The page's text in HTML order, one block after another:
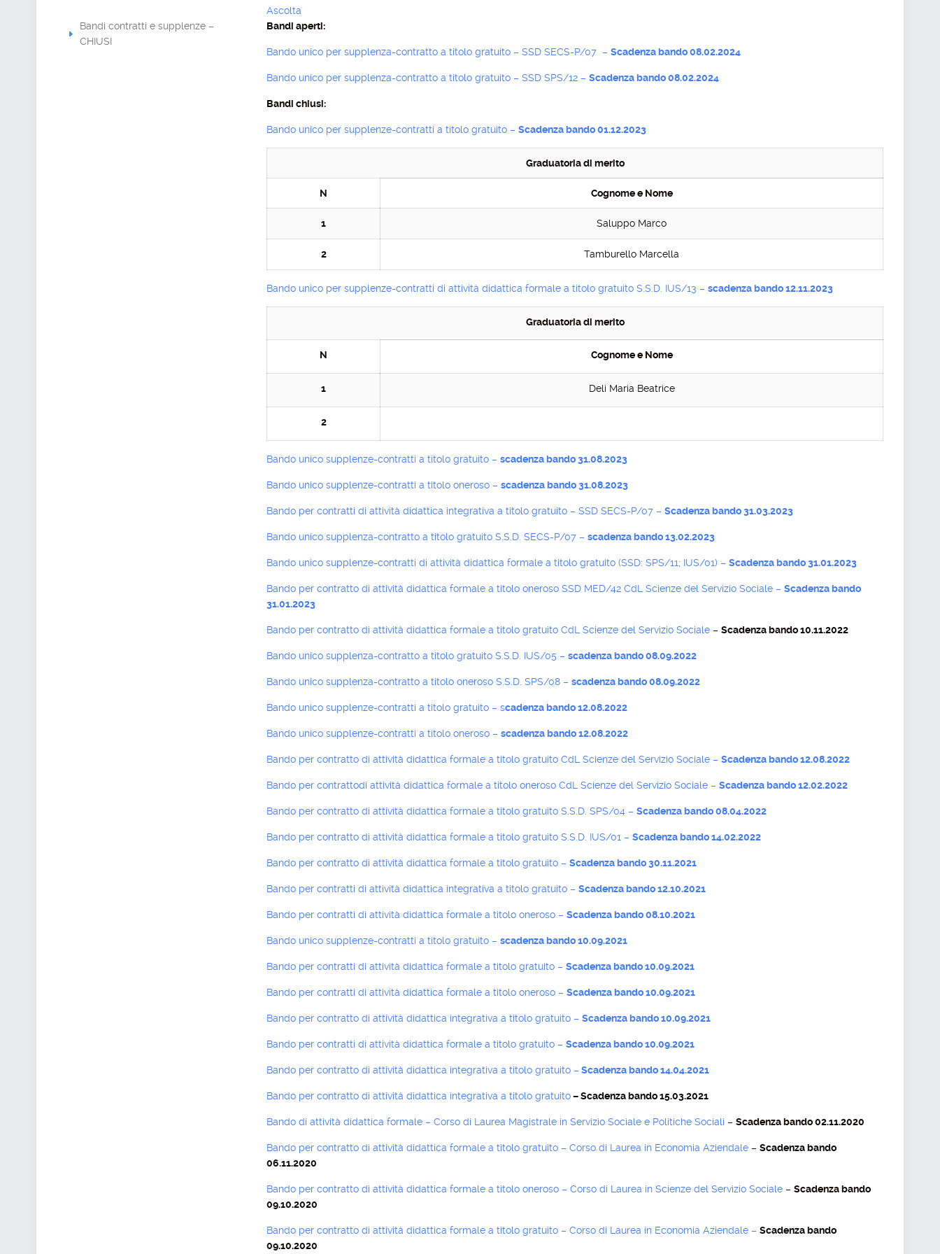
Ascolta
Bandi aperti:
Bando unico per supplenza-contratto a titolo gratuito – SSD SECS-P/07 – Scadenza bando 08.02.2024
Bando unico per supplenza-contratto a titolo gratuito – SSD SPS/12 – Scadenza bando 08.02.2024
Bandi chiusi:
Bando unico per supplenze-contratti a titolo gratuito – Scadenza bando 01.12.2023
Graduatoria di merito
N Cognome e Nome
1 Saluppo Marco
2 Tamburello Marcella
Bando unico per supplenze-contratti di attività didattica formale a titolo gratuito S.S.D. IUS/13 – scadenza bando 12.11.2023
Graduatoria di merito
N Cognome e Nome
1 Deli Maria Beatrice
2
Bando unico supplenze-contratti a titolo gratuito – scadenza bando 31.08.2023
Bando unico supplenze-contratti a titolo oneroso – scadenza bando 31.08.2023
Bando per contratti di attività didattica integrativa a titolo gratuito – SSD SECS-P/07 – Scadenza bando 31.03.2023
Bando unico supplenza-contratto a titolo gratuito S.S.D. SECS-P/07 – scadenza bando 13.02.2023
Bando unico supplenze-contratti di attività didattica formale a titolo gratuito (SSD: SPS/11; IUS/01) – Scadenza bando 31.01.2023
Bando per contratto di attività didattica formale a titolo oneroso SSD MED/42 CdL Scienze del Servizio Sociale – Scadenza bando
31.01.2023
Bando per contratto di attività didattica formale a titolo gratuito CdL Scienze del Servizio Sociale – Scadenza bando 10.11.2022
Bando unico supplenza-contratto a titolo gratuito S.S.D. IUS/05 – scadenza bando 08.09.2022
Bando unico supplenza-contratto a titolo oneroso S.S.D. SPS/08 – scadenza bando 08.09.2022
Bando unico supplenze-contratti a titolo gratuito – scadenza bando 12.08.2022
Bando unico supplenze-contratti a titolo oneroso – scadenza bando 12.08.2022
Bando per contratto di attività didattica formale a titolo gratuito CdL Scienze del Servizio Sociale – Scadenza bando 12.08.2022
Bando per contrattodi attività didattica formale a titolo oneroso CdL Scienze del Servizio Sociale – Scadenza bando 12.02.2022
Bando per contratto di attività didattica formale a titolo gratuito S.S.D. SPS/04 – Scadenza bando 08.04.2022
Bando per contratto di attività didattica formale a titolo gratuito S.S.D. IUS/01 – Scadenza bando 14.02.2022
Bando per contratto di attività didattica formale a titolo gratuito – Scadenza bando 30.11.2021
Bando per contratti di attività didattica integrativa a titolo gratuito – Scadenza bando 12.10.2021
Bando per contratti di attività didattica formale a titolo oneroso – Scadenza bando 08.10.2021
Bando unico supplenze-contratti a titolo gratuito – scadenza bando 10.09.2021
Bando per contratti di attività didattica formale a titolo gratuito – Scadenza bando 10.09.2021
Bando per contratti di attività didattica formale a titolo oneroso – Scadenza bando 10.09.2021
Bando per contratto di attività didattica integrativa a titolo gratuito – Scadenza bando 10.09.2021
Bando per contratti di attività didattica formale a titolo gratuito – Scadenza bando 10.09.2021
Bando per contratto di attività didattica integrativa a titolo gratuito – Scadenza bando 14.04.2021
Bando per contratto di attività didattica integrativa a titolo gratuito– Scadenza bando 15.03.2021
Bando di attività didattica formale – Corso di Laurea Magistrale in Servizio Sociale e Politiche Sociali – Scadenza bando 02.11.2020
Bando per contratto di attività didattica formale a titolo gratuito – Corso di Laurea in Economia Aziendale – Scadenza bando
06.11.2020
Bando per contratto di attività didattica formale a titolo oneroso – Corso di Laurea in Scienze del Servizio Sociale – Scadenza bando
09.10.2020
Bando per contratto di attività didattica formale a titolo gratuito – Corso di Laurea in Economia Aziendale – Scadenza bando
09.10.2020
Bandi contratti e supplenze –
CHIUSI